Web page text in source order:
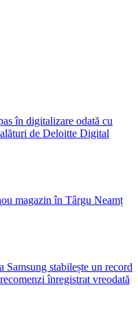
în digitalizare odată cu
de Deloitte Digital
magazin în Târgu Neamț
Samsung stabilește un record
înregistrat vreodată